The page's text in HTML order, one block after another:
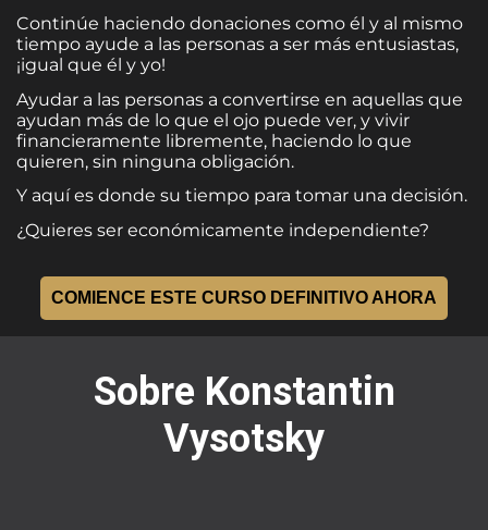
Continúe haciendo donaciones como él y al mismo
tiempo ayude a las personas a ser más entusiastas,
¡igual que él y yo!
Ayudar a las personas a convertirse en aquellas que
ayudan más de lo que el ojo puede ver, y vivir
financieramente libremente, haciendo lo que
quieren, sin ninguna obligación.
Y aquí es donde su tiempo para tomar una decisión.
¿Quieres ser económicamente independiente?
COMIENCE ESTE CURSO DEFINITIVO AHORA
Sobre Konstantin
Vysotsky